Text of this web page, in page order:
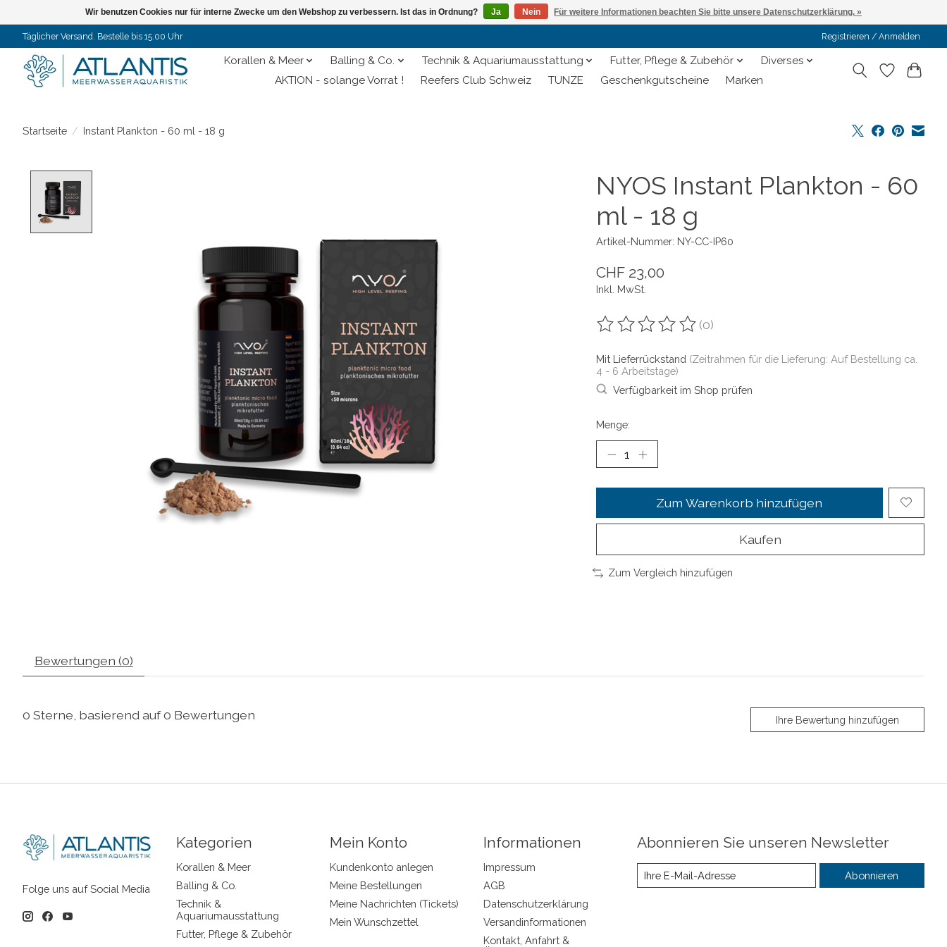
Täglicher Versand. Bestelle bis 15.00 Uhr Registrieren / Anmelden
Korallen & Meer Balling & Co. Technik & Aquariumausstattung Futter, Pflege & Zubehör
Diverses
AKTION - solange Vorrat !
Reefers Club Schweiz TUNZE Geschenkgutscheine Marken
Startseite / Instant Plankton - 60 ml - 18 g
NYOS Instant Plankton - 60
ml - 18 g
Artikel-Nummer: NY-CC-IP60
CHF 23,00
Inkl. MwSt.
Die Bewertung dieses Produkts ist
(0)
Mit Lieferrückstand (Zeitrahmen für die Lieferung: Auf Bestellung ca.
4 - 6 Arbeitstage)
Verfügbarkeit im Shop prüfen
Menge:
Zum Warenkorb hinzufügen
Kaufen
Zum Vergleich hinzufügen
Bewertungen (0)
0 Sterne, basierend auf0 Bewertungen Ihre Bewertung hinzufügen
Folge uns auf Social Media
Kategorien
Korallen & Meer
Balling & Co.
Technik &
Aquariumausstattung
Futter, Pflege & Zubehör
Mein Konto
Kundenkonto anlegen
Meine Bestellungen
Meine Nachrichten (Tickets)
Mein Wunschzettel
Informationen
Impressum
AGB
Datenschutzerklärung
Versandinformationen
Kontakt, Anfahrt &
Abonnieren Sie unseren Newsletter
Abonnieren
Wir benutzen Cookies nur für interne Zwecke um den Webshop zu verbessern. Ist das in Ordnung? Ja Nein Für weitere Informationen beachten Sie bitte unsere Datenschutzerklärung. »